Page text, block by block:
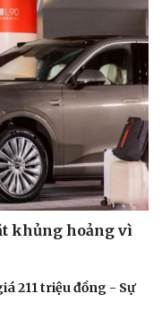
khủng hoảng vì
211 triệu đồng - Sự